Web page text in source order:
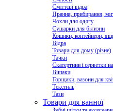
Сміттєві відра
Прання, прибирання,
Чохли для одягу
Сушарки для білизни
Кошики, контейнери,
Відра
Товари для дому (різне)
Тачки
Скатертини і серветки на
Вішаки
Горщики, вазони для
Текстиль
Тази
Товари для ванної